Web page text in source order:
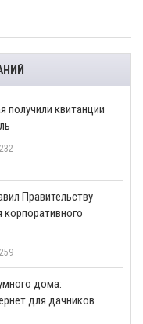
получили квитанции
232
Правительству
корпоративного
259
дома:
для дачников